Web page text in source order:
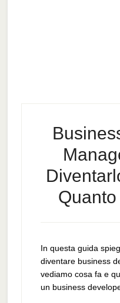
In questa guida
diventare business
vediamo cosa fa e
un business